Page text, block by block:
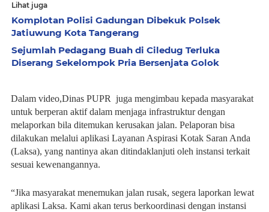
Lihat juga
Komplotan Polisi Gadungan Dibekuk Polsek
Jatiuwung Kota Tangerang
Sejumlah Pedagang Buah di Ciledug Terluka
Diserang Sekelompok Pria Bersenjata Golok
Dalam video,Dinas PUPR juga mengimbau kepada masyarakat
untuk berperan aktif dalam menjaga infrastruktur dengan
melaporkan bila ditemukan kerusakan jalan. Pelaporan bisa
dilakukan melalui aplikasi Layanan Aspirasi Kotak Saran Anda
(Laksa), yang nantinya akan ditindaklanjuti oleh instansi terkait
sesuai kewenangannya.
“Jika masyarakat menemukan jalan rusak, segera laporkan lewat
aplikasi Laksa. Kami akan terus berkoordinasi dengan instansi